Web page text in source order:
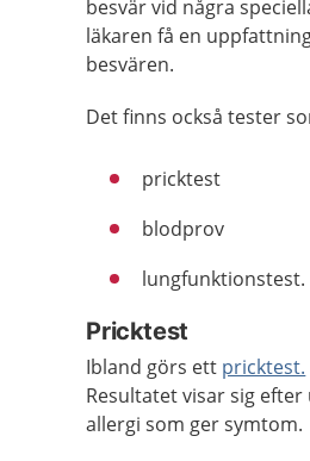
besvär vid några
läkaren få en
besvären.
Det finns också tester
pricktest
blodprov
lungfunktionstest.
Pricktest
Ibland görs ett pricktest.
Resultatet visar sig
allergi som ger symtom.